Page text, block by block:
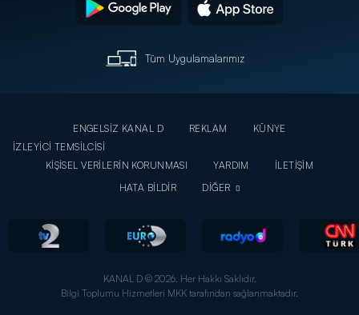
Tüm Uygulamalarımız
ENGELSİZ KANAL D REKLAM
KÜNYE
İZLEYİCİ TEMSİLCİSİ
KİŞİSEL VERİLERİN KORUNMASI
YARDIM
İLETİŞİM
HATA BİLDİR
DİĞER
KANAL D © 2026. Her Hakkı Saklıdır.
Bilgi Toplumu Hizmetleri MKK tarafından sağlanmaktadır.